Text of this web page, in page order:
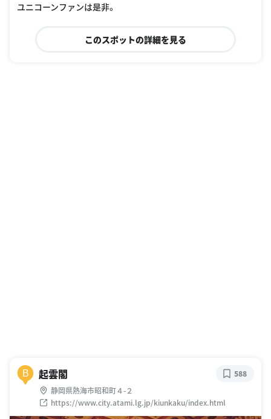
ユニコーンファンは是非。
このスポットの詳細を見る
B 起雲閣
静岡県熱海市昭和町４-２
https://www.city.atami.lg.jp/kiunkaku/index.html
588